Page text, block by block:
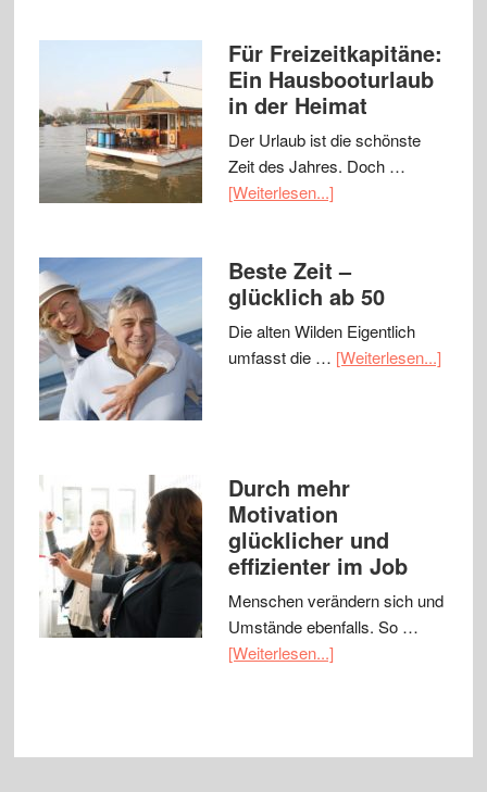
Für Freizeitkapitäne:
Ein Hausbooturlaub
in der Heimat
Der Urlaub ist die schönste
Zeit des Jahres. Doch …
[Weiterlesen...]
Beste Zeit –
glücklich ab 50
Die alten Wilden Eigentlich
umfasst die … [Weiterlesen...]
Durch mehr
Motivation
glücklicher und
effizienter im Job
Menschen verändern sich und
Umstände ebenfalls. So …
[Weiterlesen...]